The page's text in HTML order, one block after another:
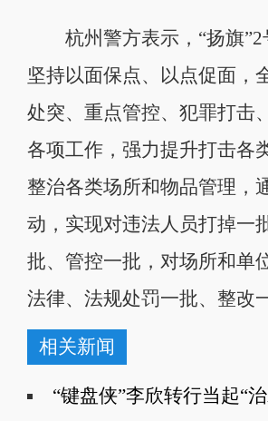
杭州警方表示，“扬旗”2
坚持以面保点、以点促面，
处突、重点管控、犯罪打击
各项工作，强力提升打击各
整治各类场所和物品管理，
动，实现对违法人员打掉一
批、管控一批，对场所和单
法律、法规处罚一批、整改
相关新闻
“键盘侠”李欣转行当起“